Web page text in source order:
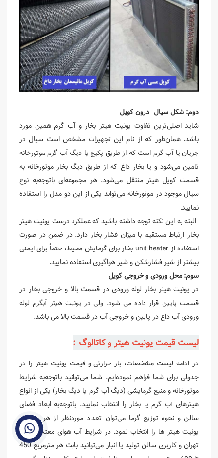
ارتباط با ما
دوم: شکل سیال درون کویل
شاید اصلی‌ترین تفاوت یونیت هیتر بخار و آب گرم همین مورد
باشد. همان‌طور که از نام این تجهیزات مشخص است سیال در
جریان یا آب گرم است که از طریق پکیج یا دیگ آب گرم موتورخانه
تامین می‌شود و یا بخار داغ که از طریق دیگ بخار موتورخانه به
قسمت کویل هیتر منتقل می‌شود. هر مجموعه‌ای باتوجه‌به نوع
سیال موجود در موتورخانه می‌تواند یکی از این دو مدل را استفاده
نمایید.
البته به این نکته توجه داشته باشید که عملکرد درست یونیت هیتر
بخار ارتباط مستقیم با میزان فشار بخار دارد. در ضمن در صورت
استفاده از unit heater بخار برای گرمایش محیط، حتماً برای ایمنی
بیشتر از شیر فشارشکن و شیر هواگیری استفاده نمایید.
سوم: محل ورودی و خروجی کویل
در یونیت هیتر بخار لوله ورودی در قسمت بالا و خروجی بخار در
قسمت پایین قرار داده می شود. ولی در یونیت هیتر آبگرم لوله
ورودی آب داغ در پایین و خروجی آب در قسمت بالا می باشد.
لیست قیمت یونیت هیتر و کاتالوگ :
در ادامه لیست مشخصات، بار حرارتی و قیمت یونیت هیتر را در
جدولی برای شما فراهم نموده‌ایم. شما می‌توانید باتوجه‌به شرایط
موتورخانه و منبع گرمایشی (دیگ آب گرم یا دیگ بخار) یکی از انواع
هیترهای آب گرم یا بخار را انتخاب نمایید. باتوجه‌به ابعاد فضای
سالن و نحوه توزیع گرما می‌توان تعداد موردنظر از هر مدل از
یونیت هیتر ها را انتخاب نمود. در شرایط آب هوای معتدل مانند
تهران و کاربری سالن تولید یا انبار می‌توانید بابت هر مترمربع 450